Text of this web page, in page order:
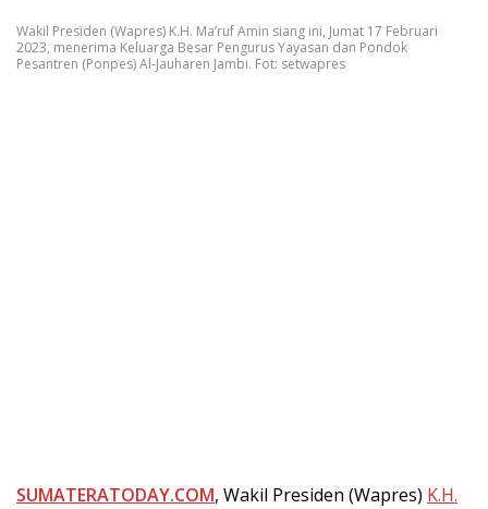
Wakil Presiden (Wapres) K.H. Ma’ruf Amin siang ini, Jumat 17 Februari
2023, menerima Keluarga Besar Pengurus Yayasan dan Pondok
Pesantren (Ponpes) Al-Jauharen Jambi. Fot: setwapres
SUMATERATODAY.COM, Wakil Presiden (Wapres) K.H.